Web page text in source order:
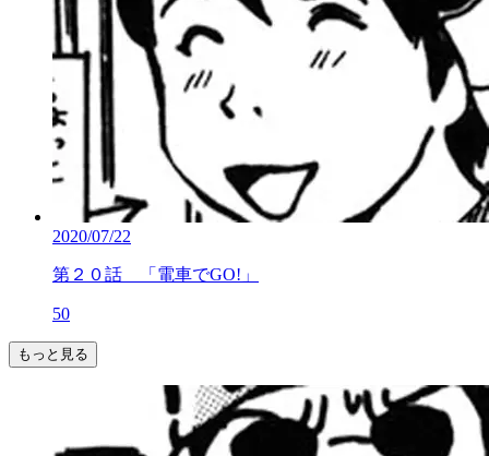
2020/07/22
第２０話 「電車でGO!」
50
もっと見る